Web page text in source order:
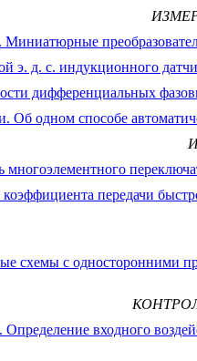
э. д. с. индукционного
дифференциальных
одном способе
передачи
схемы с односторонними
входного